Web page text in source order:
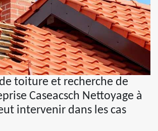
toiture et recherche de
Caseacsch Nettoyage à
intervenir dans les cas